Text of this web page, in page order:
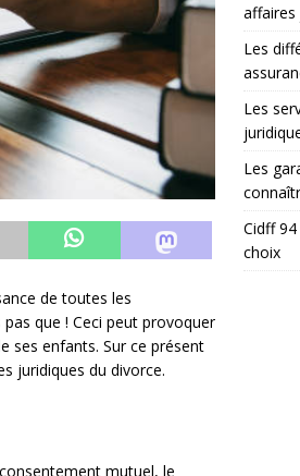
de toutes les
que ! Ceci peut provoquer
ses enfants. Sur ce présent
juridiques du divorce.
mutuel, le
affaires
Les
Les
Les
Cidff
choix